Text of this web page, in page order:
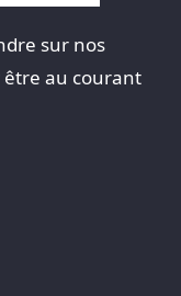
sur nos
au courant